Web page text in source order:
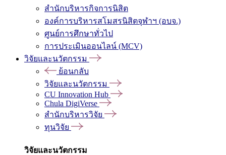
สำนักบริหารกิจการนิสิต
องค์การบริหารสโมสรนิสิตจุฬาฯ (อบจ.)
ศูนย์การศึกษาทั่วไป
การประเมินออนไลน์ (MCV)
วิจัยและนวัตกรรม
ย้อนกลับ
วิจัยและนวัตกรรม
CU Innovation Hub
Chula DigiVerse
สำนักบริหารวิจัย
ทุนวิจัย
วิจัยและนวัตกรรม